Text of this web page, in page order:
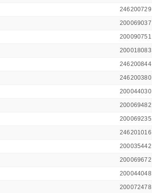
246200729
200069037
200090751
200018083
246200844
246200380
200044030
200069482
200069235
246201016
200035442
200069672
200044048
200072478